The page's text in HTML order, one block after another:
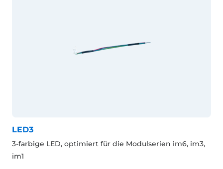
LED3
3-farbige LED, optimiert für die Modulserien im6, im3,
im1